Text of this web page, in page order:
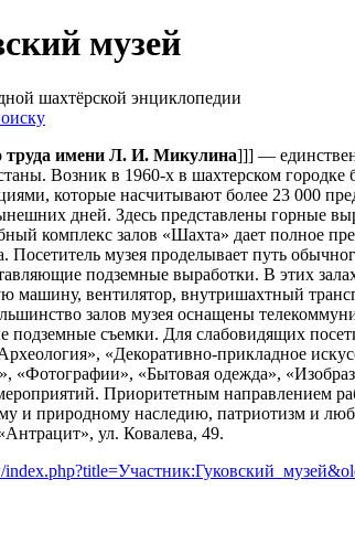
музей
шахтёрской энциклопедии
труда имени Л. И. Микулина]]] —
Возник в 1960-х в шахтерском
которые насчитывают более 23 000
дней. Здесь представлены горные
комплекс залов «Шахта» дает полное
Посетитель музея проделывает путь
подземные выработки. В этих
машину, вентилятор, внутришахтный
залов музея оснащены
подземные съемки. Для слабовидящих
«Декоративно-прикладное
«Фотографии», «Бытовая одежда»,
Приоритетным направлением
и природному наследию, патриотизм и
ул. Ковалева, 49.